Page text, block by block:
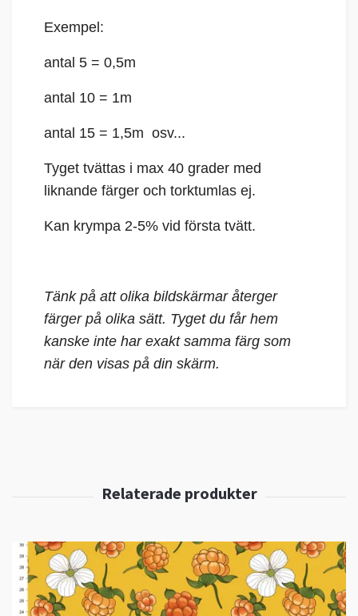
Exempel:
antal 5 = 0,5m
antal 10 = 1m
antal 15 = 1,5m osv...
Tyget tvättas i max 40 grader med
liknande färger och torktumlas ej.
Kan krympa 2-5% vid första tvätt.
Tänk på att olika bildskärmar återger
färger på olika sätt. Tyget du får hem
kanske inte har exakt samma färg som
när den visas på din skärm.